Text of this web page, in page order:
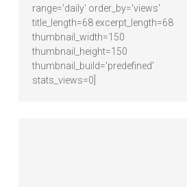
range='daily' order_by='views'
title_length=68 excerpt_length=68
thumbnail_width=150
thumbnail_height=150
thumbnail_build='predefined'
stats_views=0]